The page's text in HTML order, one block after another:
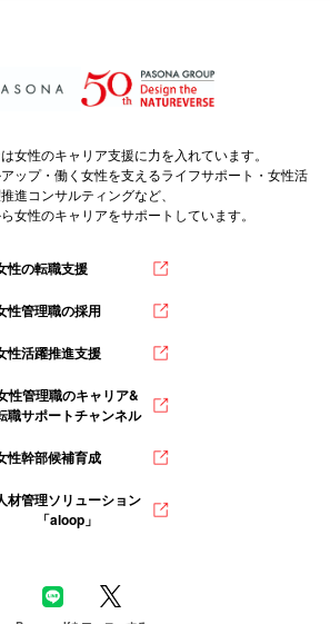
女性のキャリア支援に力を入れています。
ップ・働く女性を支えるライフサポート・女性活
進コンサルティングなど、
女性のキャリアをサポートしています。
性の転職支援
性管理職の採用
性活躍推進支援
性管理職のキャリア&
職サポートチャンネル
性幹部候補育成
材管理ソリューション
「aloop」